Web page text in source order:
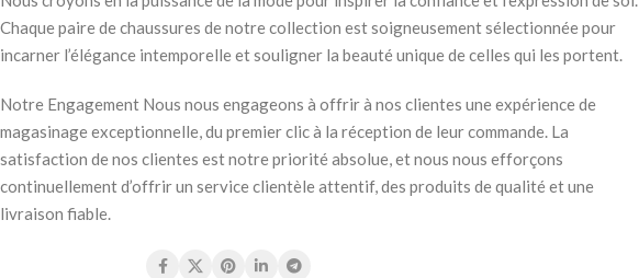
Chaque paire de chaussures de notre collection est soigneusement sélectionnée pour
incarner l’élégance intemporelle et souligner la beauté unique de celles qui les portent.
Notre Engagement Nous nous engageons à offrir à nos clientes une expérience de
magasinage exceptionnelle, du premier clic à la réception de leur commande. La
satisfaction de nos clientes est notre priorité absolue, et nous nous efforçons
continuellement d’offrir un service clientèle attentif, des produits de qualité et une
livraison fiable.